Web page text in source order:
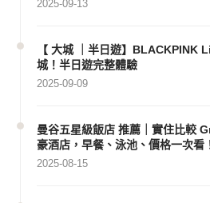
2025-09-13
【 大城 ｜半日遊】BLACKPINK
城！半日遊完整體驗
2025-09-09
曼谷五星級飯店 推薦｜實住比較
豪酒店，早餐、泳池、價格一次看
2025-08-15